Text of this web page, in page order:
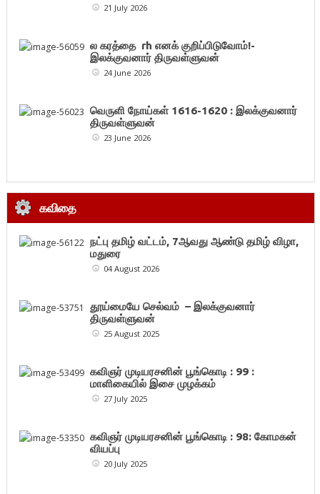
21 July 2026
ல கரத்தை rh எனக் குறிப்பிடுவோம்!-
இலக்குவனார் திருவள்ளுவன்
24 June 2026
வெருளி நோய்கள் 1616-1620 : இலக்குவனார்
திருவள்ளுவன்
23 June 2026
கவிதை
நட்பு தமிழ் வட்டம், 7ஆவது ஆண்டு தமிழ் விழா,
மதுரை
04 August 2026
தூய்மையே செல்வம் – இலக்குவனார்
திருவள்ளுவன்
25 August 2025
கவிஞர் முடியரசனின் பூங்கொடி : 99 :
மாளிகையில் இசை முழக்கம்
27 July 2025
கவிஞர் முடியரசனின் பூங்கொடி : 98: கோமகன்
வியப்பு
20 July 2025